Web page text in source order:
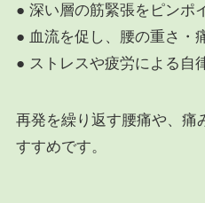
● 深い層の筋緊張をピンポ
● 血流を促し、腰の重さ・
● ストレスや疲労による自
再発を繰り返す腰痛や、痛
すすめです。